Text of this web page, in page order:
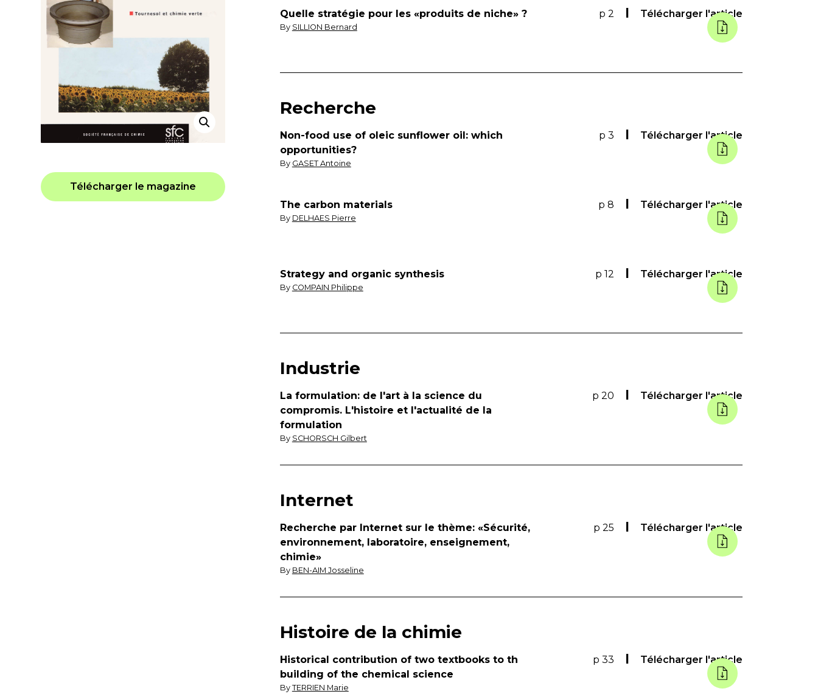
Télécharger le magazine
Quelle stratégie pour les «produits de niche» ?
By SILLION Bernard
p 2 Télécharger l'article
Recherche
Non-food use of oleic sunflower oil: which
opportunities?
By GASET Antoine
p 3 Télécharger l'article
The carbon materials
By DELHAES Pierre
p 8 Télécharger l'article
Strategy and organic synthesis
By COMPAIN Philippe
p 12 Télécharger l'article
Industrie
La formulation: de l'art à la science du
compromis. L'histoire et l'actualité de la
formulation
By SCHORSCH Gilbert
p 20 Télécharger l'article
Internet
Recherche par Internet sur le thème: «Sécurité,
environnement, laboratoire, enseignement,
chimie»
By BEN-AIM Josseline
p 25 Télécharger l'article
Histoire de la chimie
Historical contribution of two textbooks to th
building of the chemical science
By TERRIEN Marie
p 33 Télécharger l'article